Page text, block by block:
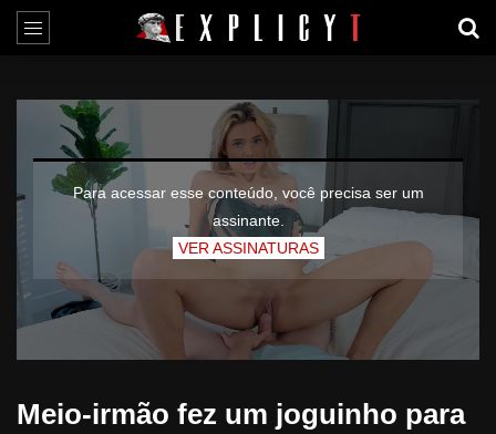
Para acessar esse conteúdo, você precisa ser um
assinante.
VER ASSINATURAS
Meio-irmão fez um joguinho para